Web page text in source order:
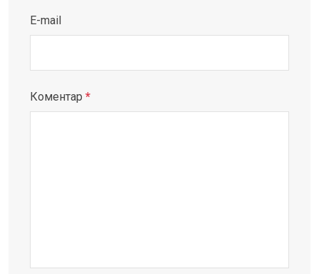
E-mail
Коментар *